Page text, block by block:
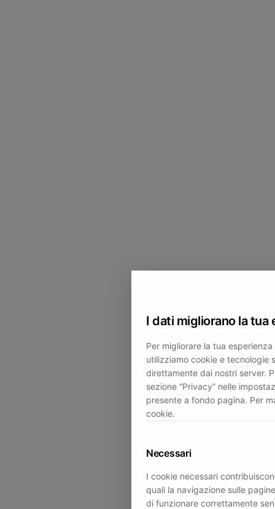
I dati migliorano la tua
Per migliorare la tua
utilizziamo cookie e tecnologie
direttamente dai nostri server.
sezione “Privacy” nelle
presente a fondo pagina. Per
cookie.
Necessari
I cookie necessari
quali la navigazione sulle
di funzionare correttamente